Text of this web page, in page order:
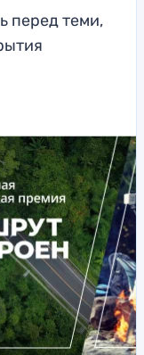
перед теми,